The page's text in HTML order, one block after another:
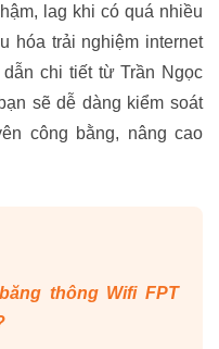
lag khi có quá nhiều
hóa trải nghiệm internet
chi tiết từ Trần Ngọc
sẽ dễ dàng kiểm soát
công bằng, nâng cao
thông Wifi FPT